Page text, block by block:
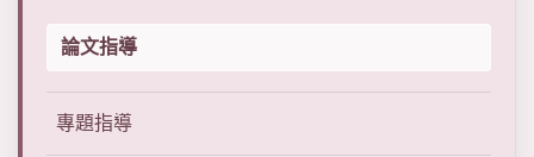
論文指導
專題指導